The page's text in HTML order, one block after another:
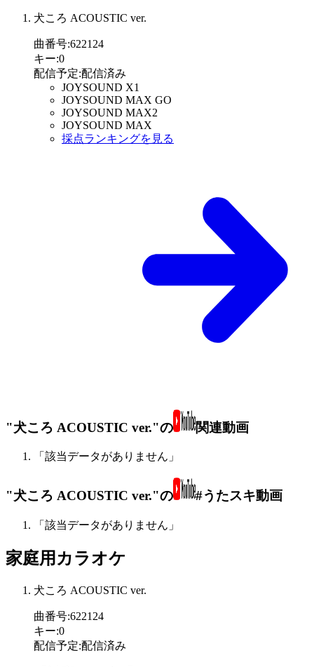
犬ころ ACOUSTIC ver.
曲番号:622124
キー:0
配信予定:配信済み
JOYSOUND X1
JOYSOUND MAX GO
JOYSOUND MAX2
JOYSOUND MAX
採点ランキングを見る
"犬ころ ACOUSTIC ver."の 関連動画
「該当データがありません」
"犬ころ ACOUSTIC ver."の #うたスキ動画
「該当データがありません」
家庭用カラオケ
犬ころ ACOUSTIC ver.
曲番号:622124
キー:0
配信予定:配信済み